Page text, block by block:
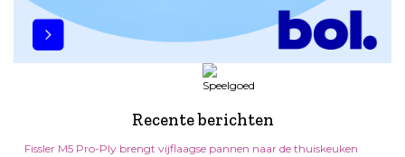
Recente berichten
Fissler M5 Pro-Ply brengt vijflaagse pannen naar de thuiskeuken